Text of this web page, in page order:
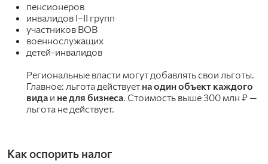
пенсионеров
инвалидов I–II групп
участников ВОВ
военнослужащих
детей-инвалидов
Региональные власти могут добавлять свои льготы.
Главное: льгота действует на один объект каждого
вида и не для бизнеса. Стоимость выше 300 млн ₽ —
льгота не действует.
Как оспорить налог